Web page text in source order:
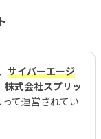
サイバーエージ
株式会社スプリッ
って運営されてい